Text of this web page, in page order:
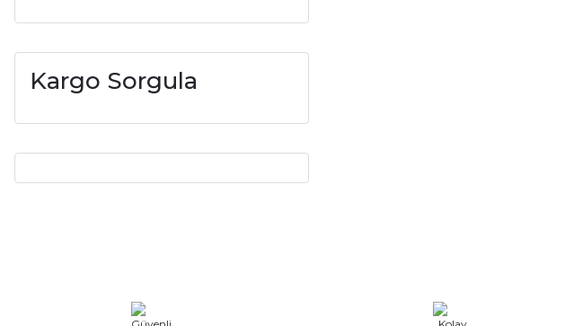
Kargo Sorgula